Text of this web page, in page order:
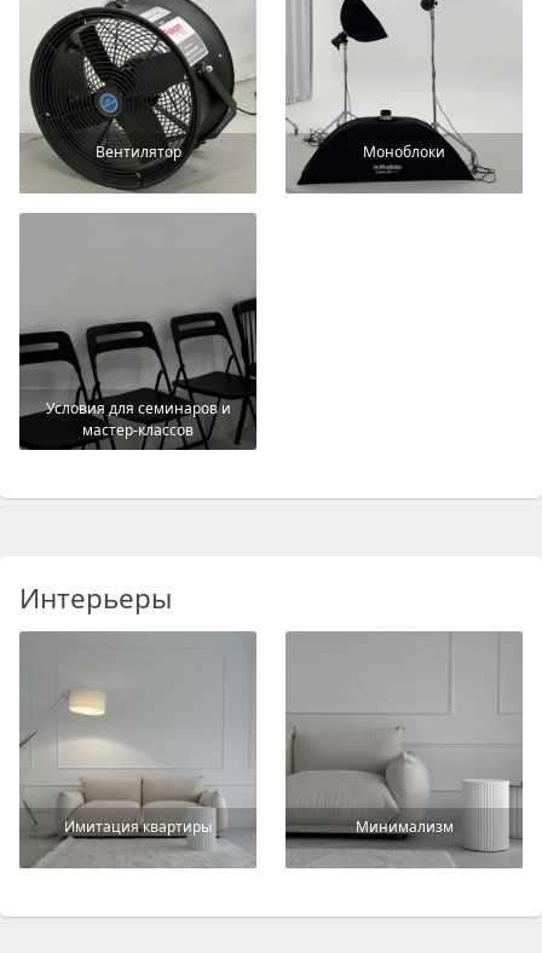
Вентилятор Моноблоки
Условия для семинаров и
мастер-классов
Интерьеры
Имитация квартиры Минимализм